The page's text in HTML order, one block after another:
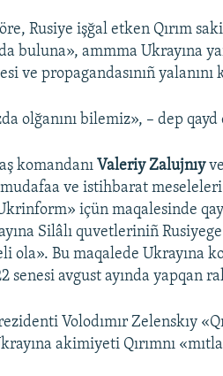
Rusiye işğal etken Qırım
buluna», ammma Ukrayına
ve propagandasınıñ
olğanını bilemiz», – dep
komandanı Valeriy Zalujnıy
ve istihbarat
içün maqalesinde
Silâlı quvetleriniñ
Bu maqalede Ukrayına
senesi avgust ayında yapqan
Volodımır Zelenskıy
akimiyeti Qırımnı